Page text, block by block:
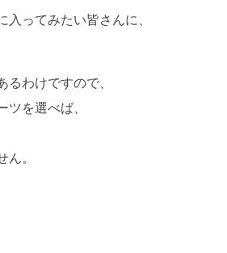
ってみたい皆さんに、
わけですので、
を選べば、
ん。